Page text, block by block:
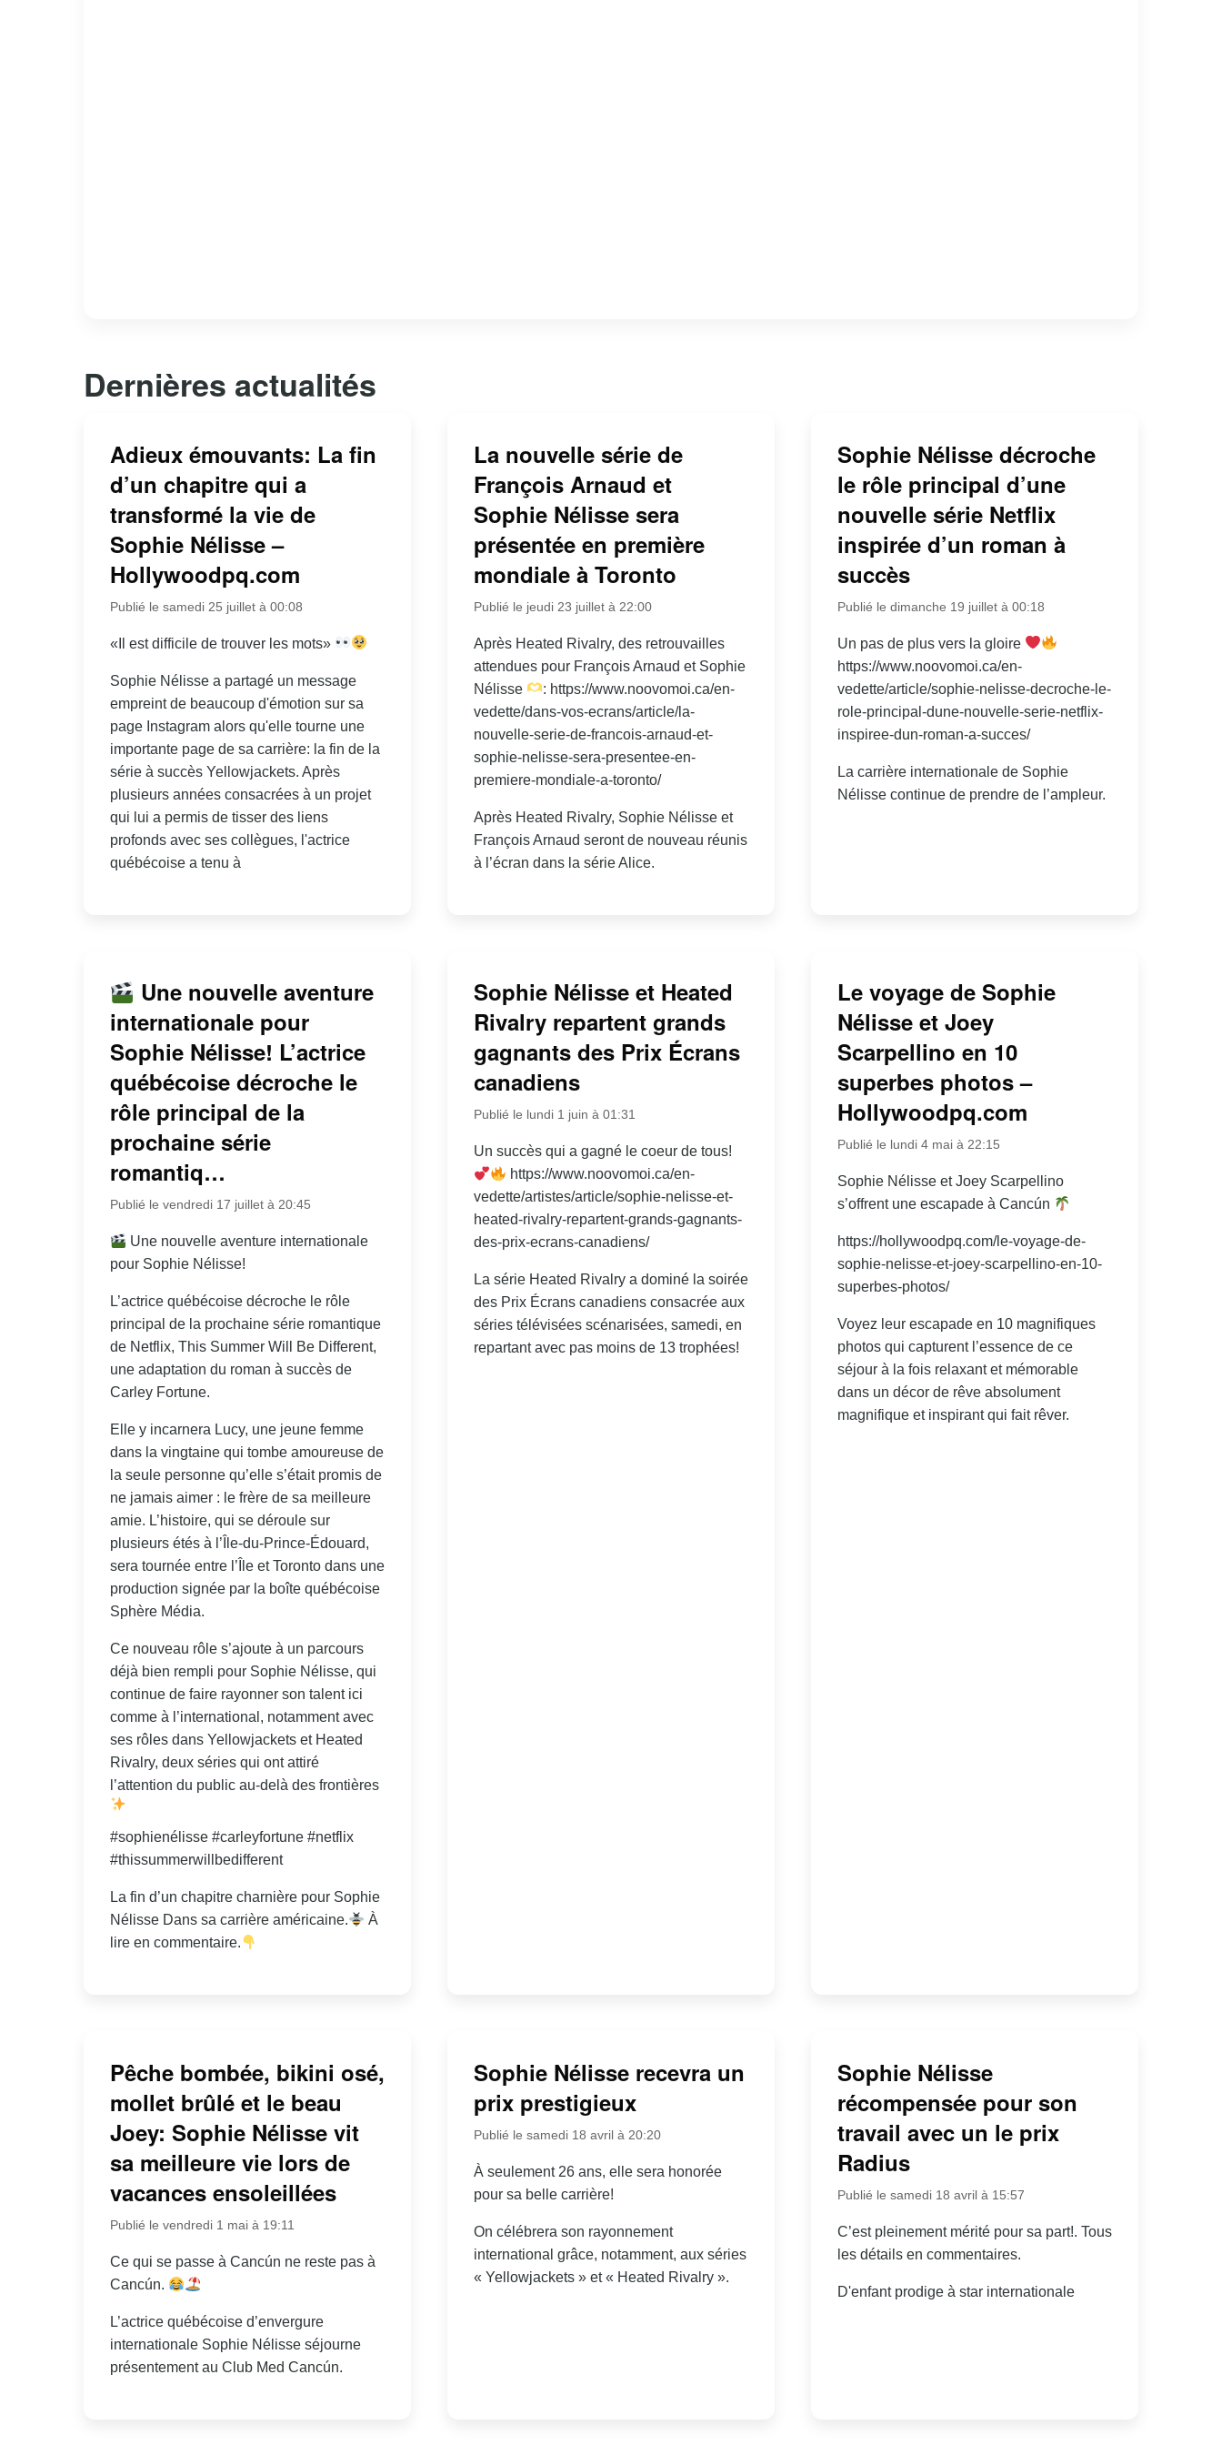
Dernières actualités
Adieux émouvants: La fin
d’un chapitre qui a
transformé la vie de
Sophie Nélisse –
Hollywoodpq.com
Publié le samedi 25 juillet à 00:08
«Il est difficile de trouver les mots»
Sophie Nélisse a partagé un message
empreint de beaucoup d'émotion sur sa
page Instagram alors qu'elle tourne une
importante page de sa carrière: la fin de la
série à succès Yellowjackets. Après
plusieurs années consacrées à un projet
qui lui a permis de tisser des liens
profonds avec ses collègues, l'actrice
québécoise a tenu à
La nouvelle série de
François Arnaud et
Sophie Nélisse sera
présentée en première
mondiale à Toronto
Publié le jeudi 23 juillet à 22:00
Après Heated Rivalry, des retrouvailles
attendues pour François Arnaud et Sophie
Nélisse
: https://www.noovomoi.ca/en-
vedette/dans-vos-ecrans/article/la-
nouvelle-serie-de-francois-arnaud-et-
sophie-nelisse-sera-presentee-en-
premiere-mondiale-a-toronto/
Après Heated Rivalry, Sophie Nélisse et
François Arnaud seront de nouveau réunis
à l’écran dans la série Alice.
Sophie Nélisse décroche
le rôle principal d’une
nouvelle série Netflix
inspirée d’un roman à
succès
Publié le dimanche 19 juillet à 00:18
Un pas de plus vers la gloire
https://www.noovomoi.ca/en-
vedette/article/sophie-nelisse-decroche-le-
role-principal-dune-nouvelle-serie-netflix-
inspiree-dun-roman-a-succes/
La carrière internationale de Sophie
Nélisse continue de prendre de l’ampleur.
Une nouvelle aventure
internationale pour
Sophie Nélisse! L’actrice
québécoise décroche le
rôle principal de la
prochaine série
romantiq…
Publié le vendredi 17 juillet à 20:45
Une nouvelle aventure internationale
pour Sophie Nélisse!
L’actrice québécoise décroche le rôle
principal de la prochaine série romantique
de Netflix, This Summer Will Be Different,
une adaptation du roman à succès de
Carley Fortune.
Elle y incarnera Lucy, une jeune femme
dans la vingtaine qui tombe amoureuse de
la seule personne qu’elle s’était promis de
ne jamais aimer : le frère de sa meilleure
amie. L’histoire, qui se déroule sur
plusieurs étés à l’Île-du-Prince-Édouard,
sera tournée entre l’Île et Toronto dans une
production signée par la boîte québécoise
Sphère Média.
Ce nouveau rôle s’ajoute à un parcours
déjà bien rempli pour Sophie Nélisse, qui
continue de faire rayonner son talent ici
comme à l’international, notamment avec
ses rôles dans Yellowjackets et Heated
Rivalry, deux séries qui ont attiré
l’attention du public au-delà des frontières
#sophienélisse #carleyfortune #netflix
#thissummerwillbedifferent
La fin d’un chapitre charnière pour Sophie
Nélisse Dans sa carrière américaine.
À
lire en commentaire.
Sophie Nélisse et Heated
Rivalry repartent grands
gagnants des Prix Écrans
canadiens
Publié le lundi 1 juin à 01:31
Un succès qui a gagné le coeur de tous!
https://www.noovomoi.ca/en-
vedette/artistes/article/sophie-nelisse-et-
heated-rivalry-repartent-grands-gagnants-
des-prix-ecrans-canadiens/
La série Heated Rivalry a dominé la soirée
des Prix Écrans canadiens consacrée aux
séries télévisées scénarisées, samedi, en
repartant avec pas moins de 13 trophées!
Le voyage de Sophie
Nélisse et Joey
Scarpellino en 10
superbes photos –
Hollywoodpq.com
Publié le lundi 4 mai à 22:15
Sophie Nélisse et Joey Scarpellino
s’offrent une escapade à Cancún
https://hollywoodpq.com/le-voyage-de-
sophie-nelisse-et-joey-scarpellino-en-10-
superbes-photos/
Voyez leur escapade en 10 magnifiques
photos qui capturent l’essence de ce
séjour à la fois relaxant et mémorable
dans un décor de rêve absolument
magnifique et inspirant qui fait rêver.
Pêche bombée, bikini osé,
mollet brûlé et le beau
Joey: Sophie Nélisse vit
sa meilleure vie lors de
vacances ensoleillées
Publié le vendredi 1 mai à 19:11
Ce qui se passe à Cancún ne reste pas à
Cancún.
L’actrice québécoise d’envergure
internationale Sophie Nélisse séjourne
présentement au Club Med Cancún.
Sophie Nélisse recevra un
prix prestigieux
Publié le samedi 18 avril à 20:20
À seulement 26 ans, elle sera honorée
pour sa belle carrière!
On célébrera son rayonnement
international grâce, notamment, aux séries
« Yellowjackets » et « Heated Rivalry ».
Sophie Nélisse
récompensée pour son
travail avec un le prix
Radius
Publié le samedi 18 avril à 15:57
C’est pleinement mérité pour sa part!. Tous
les détails en commentaires.
D'enfant prodige à star internationale